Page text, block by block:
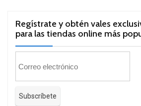
Regístrate y obtén vales
para las tiendas online más